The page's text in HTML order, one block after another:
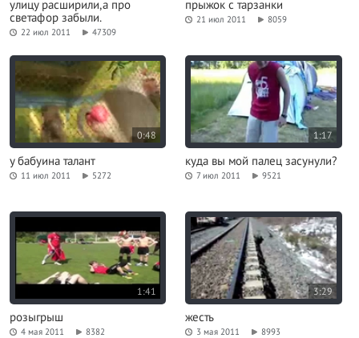
улицу расширили,а про
светафор забыли.
22 июл 2011 47309
прыжок с тарзанки
21 июл 2011 8059
0:48
у бабуина талант
11 июл 2011 5272
1:17
куда вы мой палец засунули?
7 июл 2011 9521
1:41
розыгрыш
4 мая 2011 8382
3:29
жесть
3 мая 2011 8993